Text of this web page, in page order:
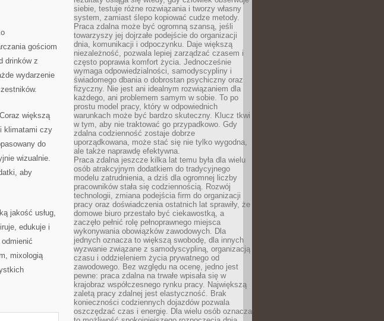
gościom
drinków z
wydarzenie
większą
klimatami czy
do
wizualnie.
aby
jakość usług,
edukuje i
mixologią
siebie, testuje różne rozwiązania i tworzy własny
system, zamiast ślepo kopiować cudze metody.
Praca zdalna może być ogromną szansą, jeśli
towarzyszy jej dojrzałe podejście do organizacji
dnia, komunikacji i odpoczynku. Daje większą
niezależność, pozwala lepiej zarządzać czasem i
często poprawia komfort życia. Jednocześnie
wymaga odpowiedzialności, samodyscypliny i
świadomego dbania o dobrostan psychiczny oraz
fizyczny. Nie jest ani idealnym rozwiązaniem dla
każdego, ani problemem samym w sobie. To po
prostu model pracy, który w odpowiednich
warunkach może być bardzo skuteczny. Klucz tkwi
w tym, aby nie traktować go przypadkowo. Gdy
zdalna codzienność zostaje dobrze
uporządkowana, może stać się nie tylko wygodna,
ale także naprawdę efektywna.
Praca zdalna jeszcze kilka lat temu była dla wielu
osób atrakcyjnym dodatkiem do tradycyjnego
modelu zatrudnienia, a dziś dla ogromnej liczby
pracowników stała się codziennością. Rozwój
technologii, zmiana podejścia firm do organizacji
pracy oraz doświadczenia ostatnich lat sprawiły, że
domowe biuro przestało być ciekawostką, a
zaczęło pełnić rolę pełnoprawnego miejsca
wykonywania obowiązków zawodowych. Dla
jednych oznacza to większą swobodę, dla innych
wyzwanie związane z samodyscypliną, organizacją
czasu i oddzieleniem życia prywatnego od
zawodowego. Bez względu na ocenę, jedno jest
pewne: praca zdalna na trwałe wpisała się w
krajobraz współczesnego rynku pracy. Największą
zaletą pracy zdalnej jest elastyczność. Brak
konieczności codziennych dojazdów pozwala
oszczędzać czas i energię. Dla wielu osób oznacza